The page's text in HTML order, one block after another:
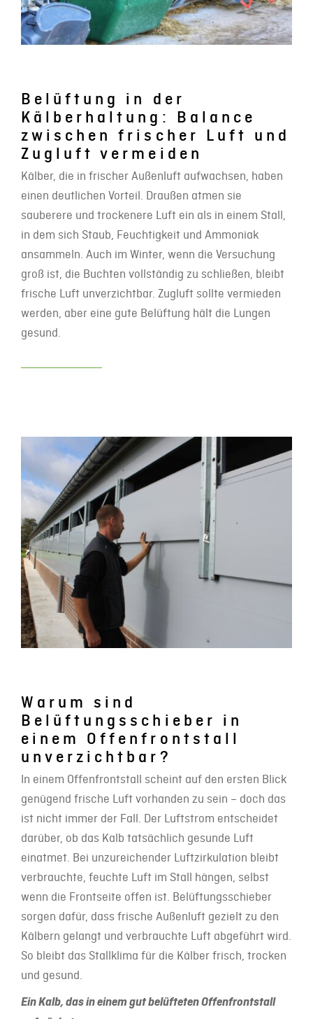
Belüftung in der
Kälberhaltung: Balance
zwischen frischer Luft und
Zugluft vermeiden
Kälber, die in frischer Außenluft aufwachsen, haben
einen deutlichen Vorteil. Draußen atmen sie
sauberere und trockenere Luft ein als in einem Stall,
in dem sich Staub, Feuchtigkeit und Ammoniak
ansammeln. Auch im Winter, wenn die Versuchung
groß ist, die Buchten vollständig zu schließen, bleibt
frische Luft unverzichtbar. Zugluft sollte vermieden
werden, aber eine gute Belüftung hält die Lungen
gesund.
Warum sind
Belüftungsschieber in
einem Offenfrontstall
unverzichtbar?
In einem Offenfrontstall scheint auf den ersten Blick
genügend frische Luft vorhanden zu sein – doch das
ist nicht immer der Fall. Der Luftstrom entscheidet
darüber, ob das Kalb tatsächlich gesunde Luft
einatmet. Bei unzureichender Luftzirkulation bleibt
verbrauchte, feuchte Luft im Stall hängen, selbst
wenn die Frontseite offen ist. Belüftungsschieber
sorgen dafür, dass frische Außenluft gezielt zu den
Kälbern gelangt und verbrauchte Luft abgeführt wird.
So bleibt das Stallklima für die Kälber frisch, trocken
und gesund.
Ein Kalb, das in einem gut belüfteten Offenfrontstall